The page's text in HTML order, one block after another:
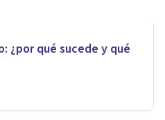
¿por qué sucede y qué